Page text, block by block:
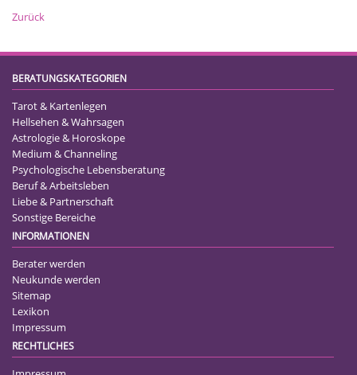
Zurück
BERATUNGSKATEGORIEN
Tarot & Kartenlegen
Hellsehen & Wahrsagen
Astrologie & Horoskope
Medium & Channeling
Psychologische Lebensberatung
Beruf & Arbeitsleben
Liebe & Partnerschaft
Sonstige Bereiche
INFORMATIONEN
Berater werden
Neukunde werden
Sitemap
Lexikon
Impressum
RECHTLICHES